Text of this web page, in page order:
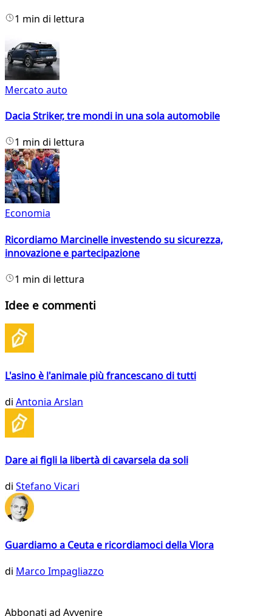
1 min di lettura
Mercato auto
Dacia Striker, tre mondi in una sola automobile
1 min di lettura
Economia
Ricordiamo Marcinelle investendo su sicurezza,
innovazione e partecipazione
1 min di lettura
Idee e commenti
L'asino è l'animale più francescano di tutti
di Antonia Arslan
Dare ai figli la libertà di cavarsela da soli
di Stefano Vicari
Guardiamo a Ceuta e ricordiamoci della Vlora
di Marco Impagliazzo
Abbonati ad Avvenire